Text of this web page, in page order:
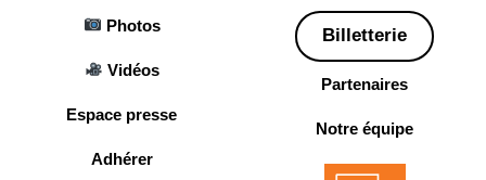
Photos
Vidéos
Espace presse
Adhérer
Billetterie
Partenaires
Notre équipe